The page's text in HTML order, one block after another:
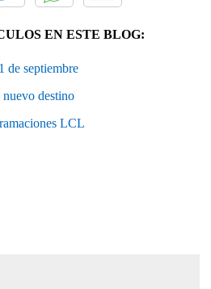
EN ESTE BLOG:
de septiembre
destino
LCL